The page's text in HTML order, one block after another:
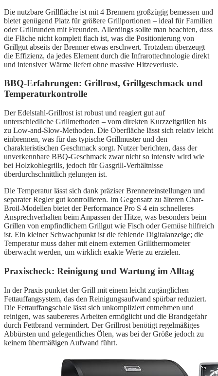
Die nutzbare Grillfläche ist mit 4 Brennern großzügig bemessen und
bietet genügend Platz für größere Grillportionen – ideal für Familien
oder Grillrunden mit Freunden. Allerdings sollte man beachten, dass
die Fläche nicht komplett flach ist, was die Positionierung von
Grillgut abseits der Brenner etwas erschwert. Trotzdem überzeugt
die Effizienz, da jedes Element durch die Infrarottechnologie direkt
und intensiver Wärme liefert ohne massive Hitzeverluste.
BBQ-Erfahrungen: Grillrost, Grillgeschmack und
Temperaturkontrolle
Der Edelstahl-Grillrost ist robust und reagiert gut auf
unterschiedliche Grillmethoden – vom direkten Kurzzeitgrillen bis
zu Low-and-Slow-Methoden. Die Oberfläche lässt sich relativ leicht
einbrennen, was für das typische Grillmuster und den
charakteristischen Geschmack sorgt. Nutzer berichten, dass der
unverkennbare BBQ-Geschmack zwar nicht so intensiv wird wie
bei Holzkohlegrills, jedoch für Gasgrill-Verhältnisse
überdurchschnittlich gelungen ist.
Die Temperatur lässt sich dank präziser Brennereinstellungen und
separater Regler gut kontrollieren. Im Gegensatz zu älteren Char-
Broil-Modellen bietet der Performance Pro S 4 ein schnelleres
Ansprechverhalten beim Anpassen der Hitze, was besonders beim
Grillen von empfindlichem Grillgut wie Fisch oder Gemüse hilfreich
ist. Ein kleiner Schwachpunkt ist die fehlende Digitalanzeige; die
Temperatur muss daher mit einem externen Grillthermometer
überwacht werden, um wirklich exakte Werte zu erzielen.
Praxischeck: Reinigung und Wartung im Alltag
In der Praxis punktet der Grill mit einem leicht zugänglichen
Fettauffangsystem, das den Reinigungsaufwand spürbar reduziert.
Die Fettauffangschale lässt sich unkompliziert entnehmen und
reinigen, was saubereres Arbeiten ermöglicht und die Brandgefahr
durch Fettbrand vermindert. Der Grillrost benötigt regelmäßiges
Abbürsten und gelegentliches Ölen, was bei der Größe jedoch zu
keinem übermäßigen Aufwand führt.